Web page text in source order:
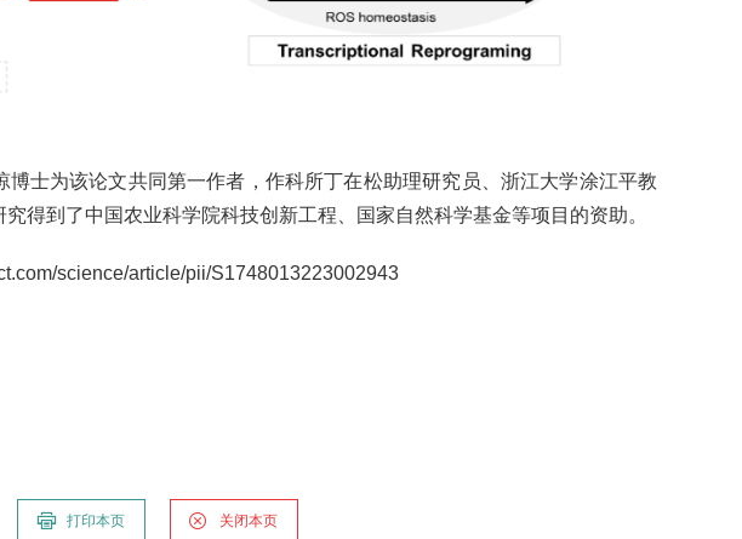
士为该论文共同第一作者，作科所丁在松助理研究员、浙江大学涂江平教
得到了中国农业科学院科技创新工程、国家自然科学基金等项目的资助。
science/article/pii/S1748013223002943
打印本页 关闭本页